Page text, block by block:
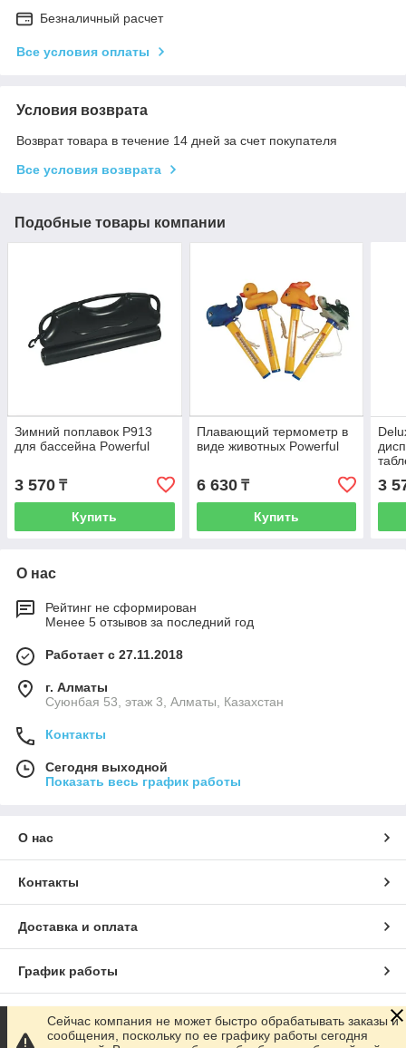
Безналичный расчет
Все условия оплаты
Условия возврата
Возврат товара в течение 14 дней за счет покупателя
Все условия возврата
Подобные товары компании
Зимний поплавок P913
для бассейна Powerful
3 570 ₸
Купить
Плавающий термометр в
виде животных Powerful
6 630₸
Купить
3
О нас
Рейтинг не сформирован
Менее 5 отзывов за последний год
Работает с 27.11.2018
г. Алматы
Суюнбая 53, этаж 3, Алматы, Казахстан
Контакты
Сегодня выходной
Показать весь график работы
О нас
Контакты
Доставка и оплата
График работы
Полная версия сайта
Сейчас компания не может быстро обрабатывать заказы и
сообщения, поскольку по ее графику работы сегодня